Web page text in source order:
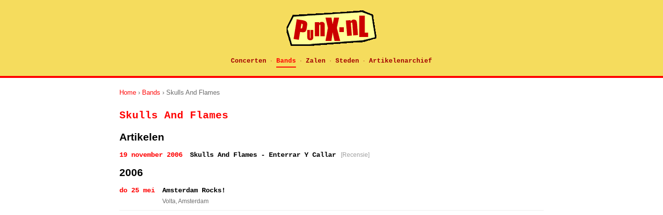
Concerten · Bands · Zalen · Steden · Artikelenarchief
Home › Bands › Skulls And Flames
Skulls And Flames
Artikelen
19 november 2006 Skulls And Flames - Enterrar Y Callar [Recensie]
2006
do 25 mei Amsterdam Rocks!
Volta, Amsterdam